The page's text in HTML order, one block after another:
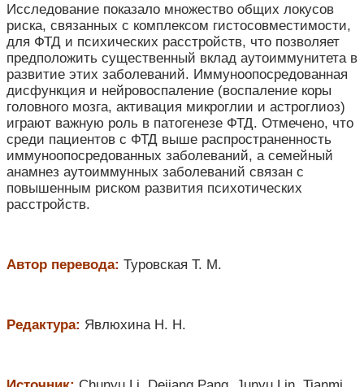
Исследование показало множество общих локусов
риска, связанных с комплексом гистосовместимости,
для ФТД и психических расстройств, что позволяет
предположить существенный вклад аутоиммунитета в
развитие этих заболеваний. Иммуноопосредованная
дисфункция и нейровоспаление (воспаление коры
головного мозга, активация микроглии и астроглиоз)
играют важную роль в патогенезе ФТД. Отмечено, что
среди пациентов с ФТД выше распространенность
иммуноопосредованных заболеваний, а семейный
анамнез аутоиммунных заболеваний связан с
повышенным риском развития психотических
расстройств.
Автор перевода: Туровская Т. М.
Редактура: Явлюхина Н. Н.